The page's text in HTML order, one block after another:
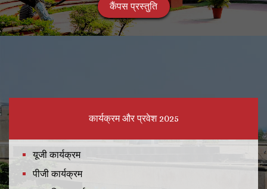
कैंपस प्रस्तुति
कार्यक्रम और प्रवेश 2025
यूजी कार्यक्रम
पीजी कार्यक्रम